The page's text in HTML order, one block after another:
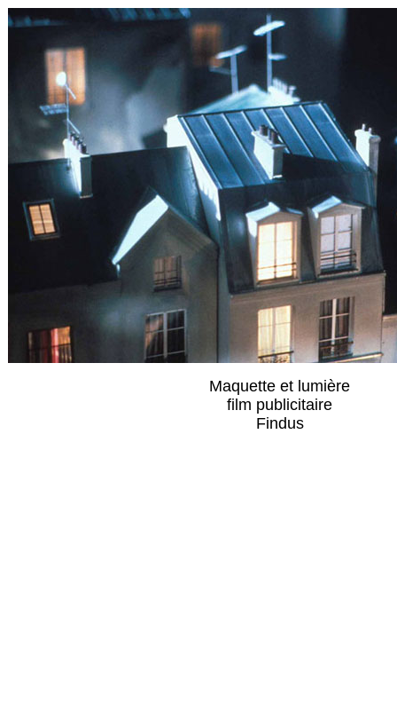
Maquette et lumière
film publicitaire
Findus